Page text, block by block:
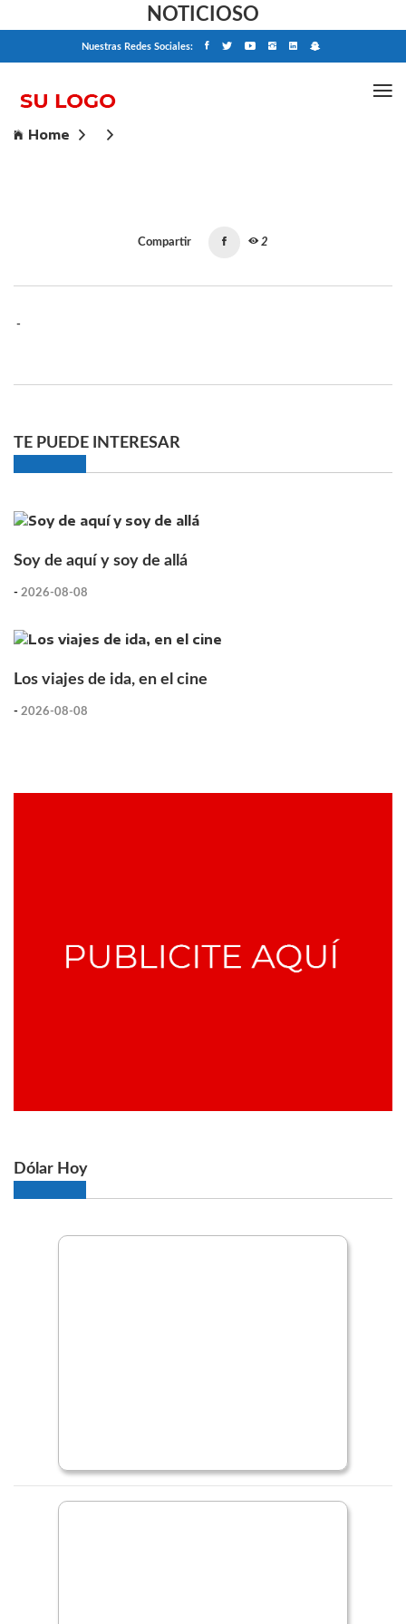
NOTICIOSO
Nuestras Redes Sociales:
Home
Compartir 2
-
TE PUEDE INTERESAR
Soy de aquí y soy de allá
- 2026-08-08
Los viajes de ida, en el cine
- 2026-08-08
Dólar Hoy